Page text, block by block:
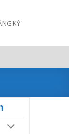
KÝ